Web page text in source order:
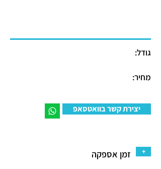
גודל:
מחיר:
יצירת קשר בוואטסאפ
זמן אספקה +